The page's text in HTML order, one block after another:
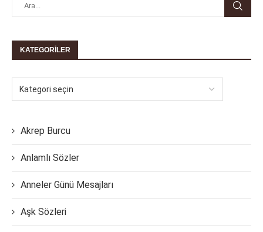
KATEGORILER
Akrep Burcu
Anlamlı Sözler
Anneler Günü Mesajları
Aşk Sözleri